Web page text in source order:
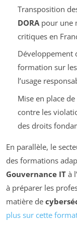
Transposition
DORApour une
critiques en
Développement
formation sur
l’usage
Mise en place
contre les
des droits
En parallèle, le
des formations
Gouvernance IT à
à préparer les
matière de
plus sur cette